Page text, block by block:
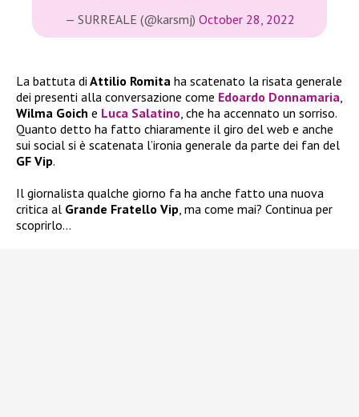
— SURREALE (@karsmj) October 28, 2022
La battuta di Attilio Romita ha scatenato la risata generale
dei presenti alla conversazione come Edoardo Donnamaria,
Wilma Goich e Luca Salatino, che ha accennato un sorriso.
Quanto detto ha fatto chiaramente il giro del web e anche
sui social si è scatenata l’ironia generale da parte dei fan del
GF Vip.
Il giornalista qualche giorno fa ha anche fatto una nuova
critica al Grande Fratello Vip, ma come mai? Continua per
scoprirlo…